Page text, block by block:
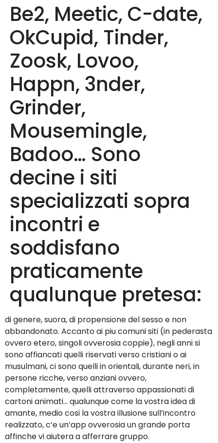
Be2, Meetic, C-date,
OkCupid, Tinder,
Zoosk, Lovoo,
Happn, 3nder,
Grinder,
Mousemingle,
Badoo… Sono
decine i siti
specializzati sopra
incontri e
soddisfano
praticamente
qualunque pretesa:
di genere, suora, di propensione del sesso e non
abbandonato. Accanto ai piu comuni siti (in pederasta
ovvero etero, singoli ovverosia coppie), negli anni si
sono affiancati quelli riservati verso cristiani o ai
musulmani, ci sono quelli in orientali, durante neri, in
persone ricche, verso anziani ovvero,
completamente, quelli attraverso appassionati di
cartoni animati… qualunque come la vostra idea di
amante, medio cosi la vostra illusione sull’incontro
realizzato, c’e un’app ovverosia un grande porta
affinche vi aiutera a afferrare gruppo.